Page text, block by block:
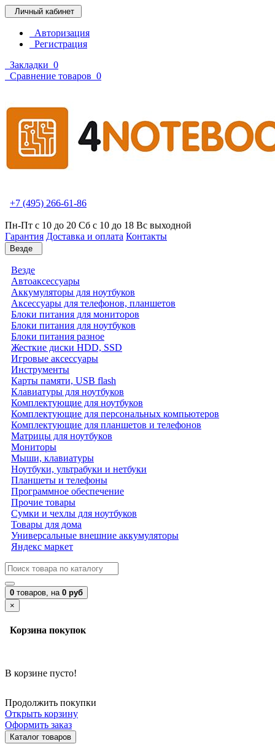
Личный кабинет
Авторизация
Регистрация
Закладки 0
Сравнение товаров 0
+7 (495) 266-61-86
Пн-Пт с 10 до 20 Сб с 10 до 18 Вс выходной
Гарантия Доставка и оплата Контакты
Везде
Везде
Автоаксессуары
Аккумуляторы для ноутбуков
Аксессуары для телефонов, планшетов
Блоки питания для мониторов
Блоки питания для ноутбуков
Блоки питания разное
Жесткие диски HDD, SSD
Игровые аксессуары
Инструменты
Карты памяти, USB flash
Клавиатуры для ноутбуков
Комплектующие для ноутбуков
Комплектующие для персональных компьютеров
Комплектующие для планшетов и телефонов
Матрицы для ноутбуков
Мониторы
Мыши, клавиатуры
Ноутбуки, ультрабуки и нетбуки
Планшеты и телефоны
Программное обеспечение
Прочие товары
Сумки и чехлы для ноутбуков
Товары для дома
Универсальные внешние аккумуляторы
Яндекс маркет
0 товаров, на 0 руб
×
Корзина покупок
В корзине пусто!
Продолжить покупки
Открыть корзину
Оформить заказ
Каталог товаров